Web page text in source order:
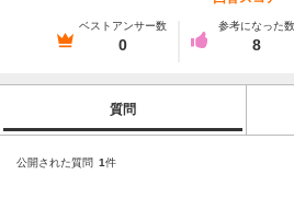
ベストアンサー数
0
参考になった数
8
質問
公開された質問 1件